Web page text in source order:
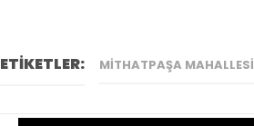
ETİKETLER: MITHATPAŞA MAHALLESI